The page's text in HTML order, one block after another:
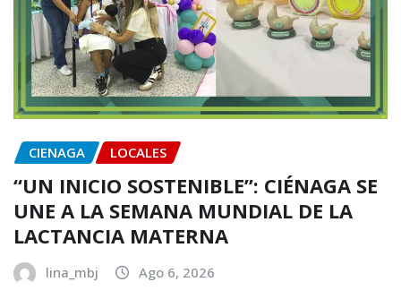
CIENAGA LOCALES
“UN INICIO SOSTENIBLE”: CIÉNAGA SE
UNE A LA SEMANA MUNDIAL DE LA
LACTANCIA MATERNA
lina_mbj Ago 6, 2026